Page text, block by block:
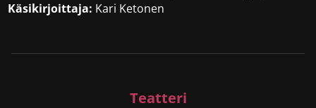
Käsikirjoittaja: Kari Ketonen
Teatteri